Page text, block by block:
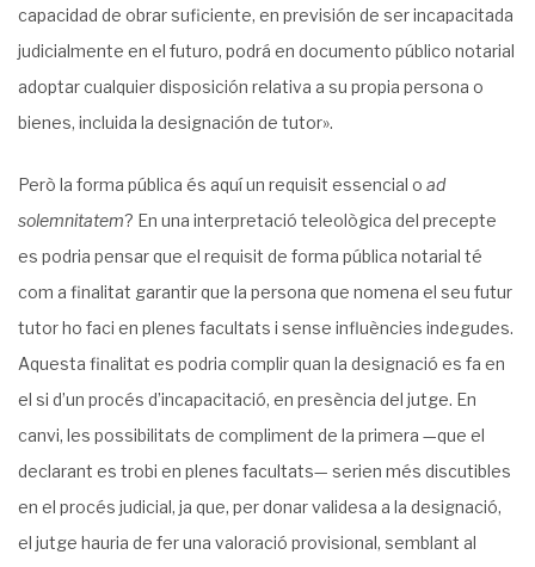
capacidad de obrar suficiente, en previsión de ser incapacitada
judicialmente en el futuro, podrá en documento público notarial
adoptar cualquier disposición relativa a su propia persona o
bienes, incluida la designación de tutor».
Però la forma pública és aquí un requisit essencial o ad
solemnitatem? En una interpretació teleològica del precepte
es podria pensar que el requisit de forma pública notarial té
com a finalitat garantir que la persona que nomena el seu futur
tutor ho faci en plenes facultats i sense influències indegudes.
Aquesta finalitat es podria complir quan la designació es fa en
el si d’un procés d’incapacitació, en presència del jutge. En
canvi, les possibilitats de compliment de la primera —que el
declarant es trobi en plenes facultats— serien més discutibles
en el procés judicial, ja que, per donar validesa a la designació,
el jutge hauria de fer una valoració provisional, semblant al